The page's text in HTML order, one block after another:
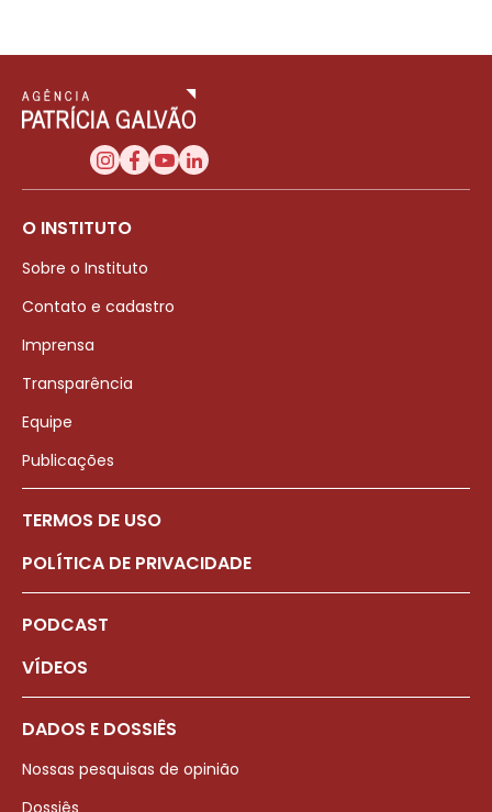
O INSTITUTO
Sobre o Instituto
Contato e cadastro
Imprensa
Transparência
Equipe
Publicações
TERMOS DE USO
POLÍTICA DE PRIVACIDADE
PODCAST
VÍDEOS
DADOS E DOSSIÊS
Nossas pesquisas de opinião